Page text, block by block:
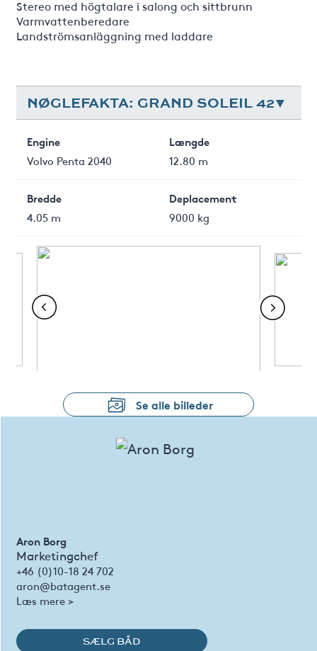
Stereo med högtalare i salong och sittbrunn
Varmvattenberedare
Landströmsanläggning med laddare
NØGLEFAKTA: GRAND SOLEIL 42
Engine
Volvo Penta 2040
Længde
12.80 m
Bredde
4.05 m
Deplacement
9000 kg
Se alle billeder
Aron Borg
Marketingchef
+46 (0)10-18 24 702
aron@batagent.se
Læs mere >
SÆLG BÅD